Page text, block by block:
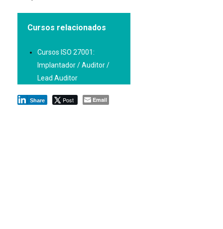
Cursos relacionados
Cursos ISO 27001:
Implantador / Auditor /
Lead Auditor
Share Post Email